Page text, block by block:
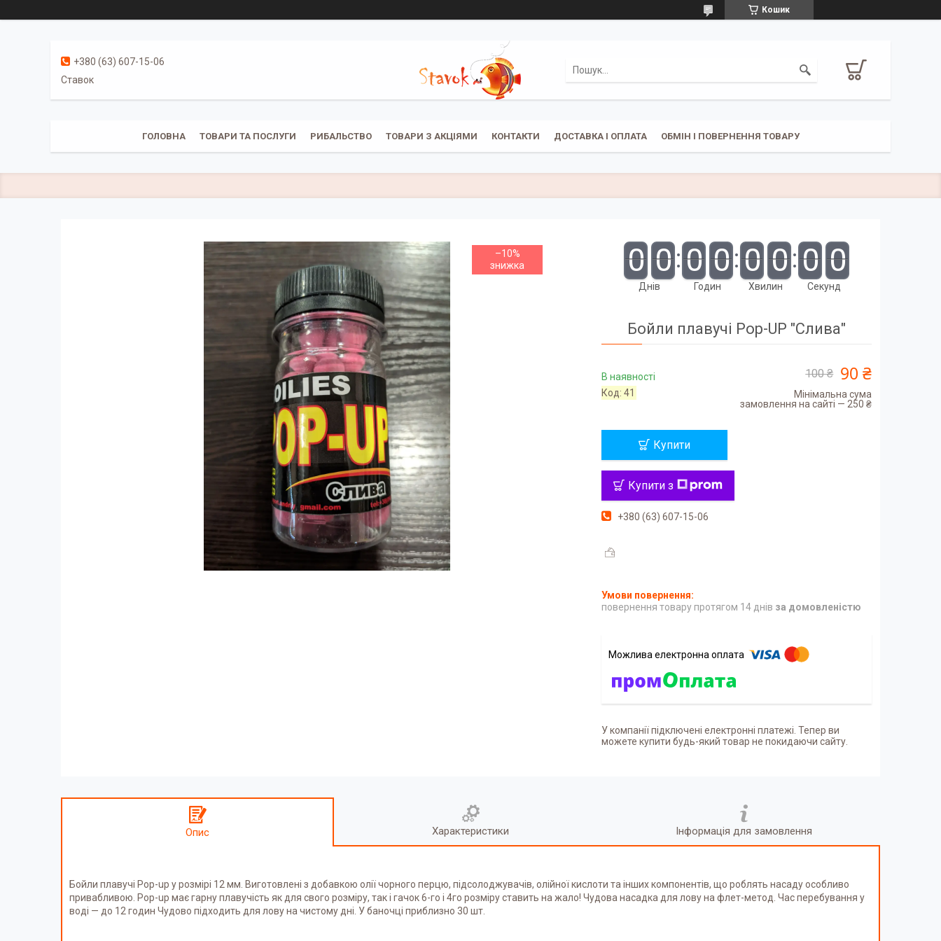
Кошик
+380 (63) 607-15-06
Ставок
ГОЛОВНА ТОВАРИ ТА ПОСЛУГИ РИБАЛЬСТВО ТОВАРИ З АКЦІЯМИ КОНТАКТИ ДОСТАВКА І ОПЛАТА ОБМІН І ПОВЕРНЕННЯ ТОВАРУ
–10% 0 0
Днів
0 0
Годин
0 0
Хвилин
0 0
Секунд
Бойли плавучі Pop-UP "Слива"
В наявності
Код:41
100 ₴ 90 ₴
Мінімальна сума
замовлення на сайті — 250 ₴
Купити
Купити з
+380 (63) 607-15-06
повернення товару протягом 14 днів за домовленістю
У компанії підключені електронні платежі. Тепер ви
можете купити будь-який товар не покидаючи сайту.
Опис Характеристики Інформація для замовлення
Бойли плавучі Pop-up у розмірі 12 мм. Виготовлені з добавкою олії чорного перцю, підсолоджувачів, олійної кислоти та інших компонентів, що роблять насаду особливо
привабливою. Pop-up має гарну плавучість як для свого розміру, так і гачок 6-го і 4го розміру ставить на жало! Чудова насадка для лову на флет-метод. Час перебування у
воді — до 12 годин Чудово підходить для лову на чистому дні. У баночці приблизно 30 шт.